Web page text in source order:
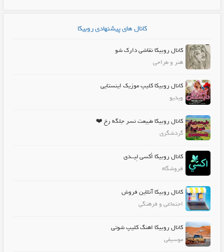
کانال های پیشنهادی روبیکا
کانال روبیکا نقاشی دارک شو
هنر و طراحی
کانال روبیکا کلیپ موزیک اینستایی
ویدیو
کانال روبیکا طبیعت نسر جلگه رخ ❤️
گردشگری
کانال روبیکا اُکسی لِیــدی
فروشگاه
کانال روبیکا آنلاین فروش
اجتماعی و فرهنگی
کانال روبیکا اهنگ کلیپ شوتی
موسیقی